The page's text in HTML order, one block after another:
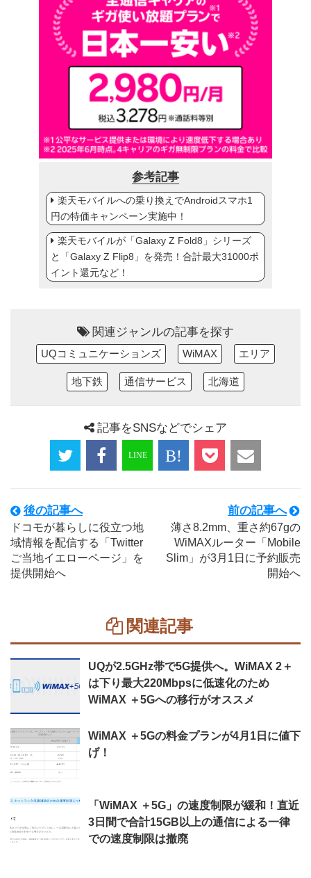
参考記事
楽天モバイルへの乗り換えでAndroidスマホ1
円の特価キャンペーン実施中！
楽天モバイルが「Galaxy Z Fold8」シリーズ
と「Galaxy Z Flip8」を発売！合計最大31000ポ
イント還元など！
関連ジャンルの記事を探す
UQコミュニケーションズ WiMAX エリア
地下鉄 通信サービス 北海道
記事をSNSなどでシェア
後の記事へ
ドコモが暮らしに役立つ地
域情報を配信する「Twitter
ご当地イエローページ」を
提供開始へ
前の記事へ
薄さ8.2mm、重さ約67gの
WiMAXルーター「Mobile
Slim」が3月1日に予約販売
開始へ
関連記事
UQが2.5GHz帯で5G提供へ。WiMAX 2＋
は下り最大220Mbpsに低速化のため
WiMAX ＋5Gへの移行がオススメ
WiMAX ＋5Gの料金プランが4月1日に値下
げ！
「WiMAX ＋5G」の速度制限が緩和！直近
3日間で合計15GB以上の通信による一律
での速度制限は撤廃